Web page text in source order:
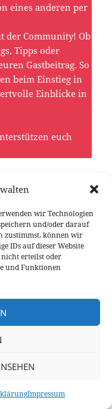
wir Technologien
und/oder darauf
zustimmst, können wir
IDs auf dieser Website
erteilst oder
und Funktionen
Impressum
eines anderen per
der Community! Ob
Tipps oder
Gastbeitrag. So
beim Einstieg in
Einblicke in
euch
noch nicht